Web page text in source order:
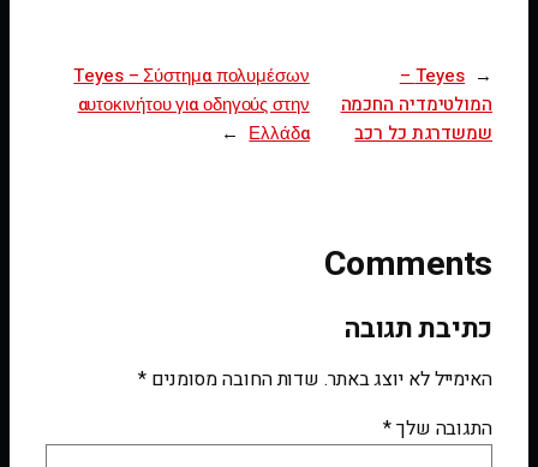
←
Teyes –
המולטימדיה החכמה
שמשדרגת כל רכב
Teyes – Σύστημα πολυμέσων
αυτοκινήτου για οδηγούς στην
Ελλάδα
→
Comments
כתיבת תגובה
האימייל לא יוצג באתר. שדות החובה מסומנים *
התגובה שלך*